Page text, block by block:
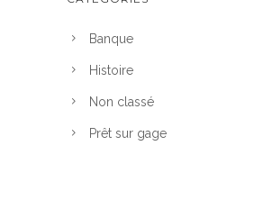
Banque
Histoire
Non classé
Prêt sur gage